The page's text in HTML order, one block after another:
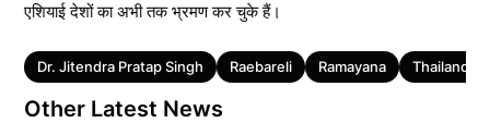
एशियाई देशों का अभी तक भ्रमण कर चुके हैं।
Tags
Dr. Jitendra Pratap Singh Raebareli Ramayana Thailand
Other Latest News